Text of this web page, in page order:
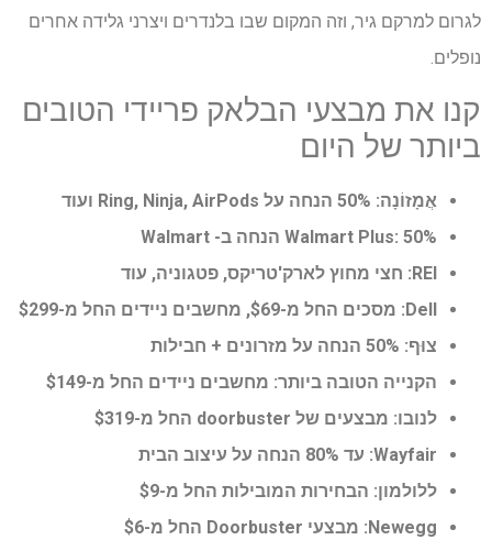
לגרום למרקם גיר, וזה המקום שבו בלנדרים ויצרני גלידה אחרים
נופלים.
קנו את מבצעי הבלאק פריידי הטובים
ביותר של היום
אֲמָזוֹנָה: 50% הנחה על Ring, Ninja, AirPods ועוד
Walmart Plus: 50% הנחה ב- Walmart
REI: חצי מחוץ לארק'טריקס, פטגוניה, עוד
Dell: מסכים החל מ-$69, מחשבים ניידים החל מ-$299
צוּף: 50% הנחה על מזרונים + חבילות
הקנייה הטובה ביותר: מחשבים ניידים החל מ-$149
לנובו: מבצעים של doorbuster החל מ-$319
Wayfair: עד 80% הנחה על עיצוב הבית
ללולמון: הבחירות המובילות החל מ-$9
Newegg: מבצעי Doorbuster החל מ-$6